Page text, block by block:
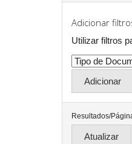
Adicionar
Utilizar filtros
Resultados/